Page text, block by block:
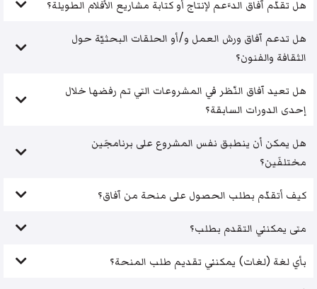
هل تقدّم آفاق الدَّعم لإنتاج أو كتابة مشاريع الأفلام الطويلة؟
هل تدعم آفاق ورش العمل و/أو الحلقات البحثيّة حول
الثقافة والفنون؟
هل تعيد آفاق النّظر في المشروعات التي تم رفضها خلال
إحدى الدورات السابقة؟
هل يمكن أن ينطبق نفس المشروع على برنامجَين
مختلفَين؟
كيف أتقدّم بطلب الحصول على منحة من آفاق؟
متى يمكنني التقدم بطلب؟
بأي لغة (لغات) يمكنني تقديم طلب المنحة؟